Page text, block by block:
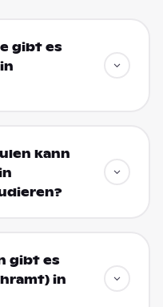
gibt es
kann
gibt es
in